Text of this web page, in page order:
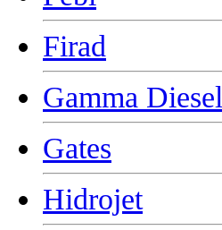
Firad
Gamma Diesel
Gates
Hidrojet